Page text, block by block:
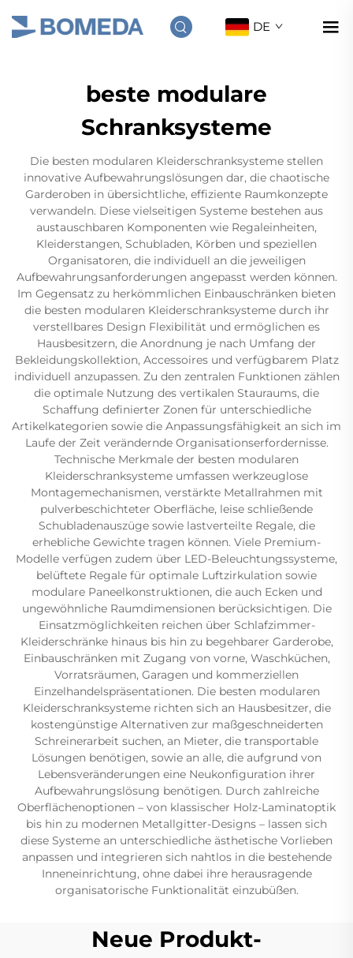
DE
beste modulare
Schranksysteme
Die besten modularen Kleiderschranksysteme stellen
innovative Aufbewahrungslösungen dar, die chaotische
Garderoben in übersichtliche, effiziente Raumkonzepte
verwandeln. Diese vielseitigen Systeme bestehen aus
austauschbaren Komponenten wie Regaleinheiten,
Kleiderstangen, Schubladen, Körben und speziellen
Organisatoren, die individuell an die jeweiligen
Aufbewahrungsanforderungen angepasst werden können.
Im Gegensatz zu herkömmlichen Einbauschränken bieten
die besten modularen Kleiderschranksysteme durch ihr
verstellbares Design Flexibilität und ermöglichen es
Hausbesitzern, die Anordnung je nach Umfang der
Bekleidungskollektion, Accessoires und verfügbarem Platz
individuell anzupassen. Zu den zentralen Funktionen zählen
die optimale Nutzung des vertikalen Stauraums, die
Schaffung definierter Zonen für unterschiedliche
Artikelkategorien sowie die Anpassungsfähigkeit an sich im
Laufe der Zeit verändernde Organisationserfordernisse.
Technische Merkmale der besten modularen
Kleiderschranksysteme umfassen werkzeuglose
Montagemechanismen, verstärkte Metallrahmen mit
pulverbeschichteter Oberfläche, leise schließende
Schubladenauszüge sowie lastverteilte Regale, die
erhebliche Gewichte tragen können. Viele Premium-
Modelle verfügen zudem über LED-Beleuchtungssysteme,
belüftete Regale für optimale Luftzirkulation sowie
modulare Paneelkonstruktionen, die auch Ecken und
ungewöhnliche Raumdimensionen berücksichtigen. Die
Einsatzmöglichkeiten reichen über Schlafzimmer-
Kleiderschränke hinaus bis hin zu begehbarer Garderobe,
Einbauschränken mit Zugang von vorne, Waschküchen,
Vorratsräumen, Garagen und kommerziellen
Einzelhandelspräsentationen. Die besten modularen
Kleiderschranksysteme richten sich an Hausbesitzer, die
kostengünstige Alternativen zur maßgeschneiderten
Schreinerarbeit suchen, an Mieter, die transportable
Lösungen benötigen, sowie an alle, die aufgrund von
Lebensveränderungen eine Neukonfiguration ihrer
Aufbewahrungslösung benötigen. Durch zahlreiche
Oberflächenoptionen – von klassischer Holz-Laminatoptik
bis hin zu modernen Metallgitter-Designs – lassen sich
diese Systeme an unterschiedliche ästhetische Vorlieben
anpassen und integrieren sich nahtlos in die bestehende
Inneneinrichtung, ohne dabei ihre herausragende
organisatorische Funktionalität einzubüßen.
Neue Produkt-